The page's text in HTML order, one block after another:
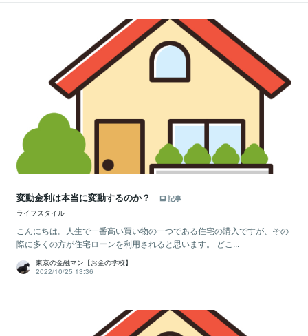
変動金利は本当に変動するのか？
記事
ライフスタイル
こんにちは。人生で一番高い買い物の一つである住宅の購入ですが、その
際に多くの方が住宅ローンを利用されると思います。 どこ...
東京の金融マン【お金の学校】
2022/10/25 13:36